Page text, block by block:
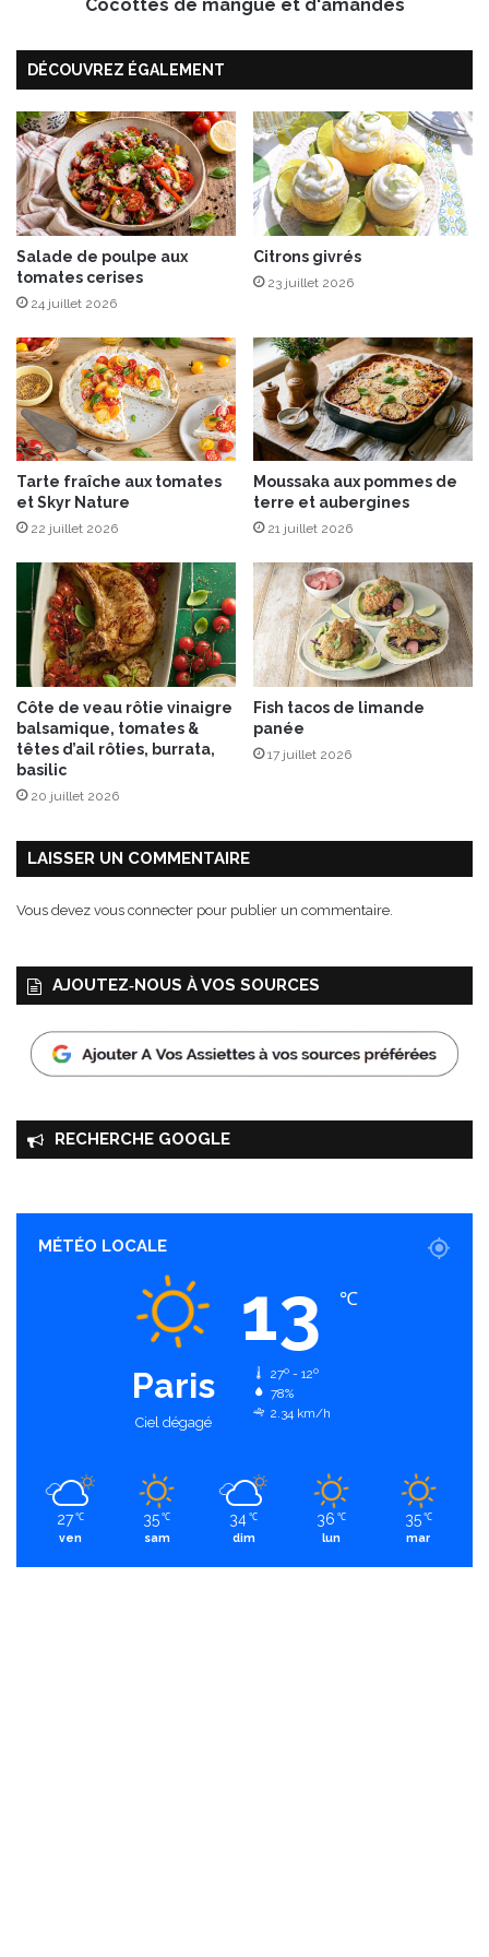
c
S
w
e
e
t
C
h
i
l
i
a
u
e
e
t
d
'
a
m
a
d
e
s
Cocottes de mangue et d'amandes
DÉCOUVREZ ÉGALEMENT
Salade de poulpe aux
tomates cerises
24 juillet 2026
Citrons givrés
23 juillet 2026
Tarte fraîche aux tomates
et Skyr Nature
22 juillet 2026
Moussaka aux pommes de
terre et aubergines
21 juillet 2026
Côte de veau rôtie vinaigre
balsamique, tomates &
têtes d’ail rôties, burrata,
basilic
20 juillet 2026
Fish tacos de limande
panée
17 juillet 2026
LAISSER UN COMMENTAIRE
Vous devez vous connecter pour publier un commentaire.
AJOUTEZ‑NOUS À VOS SOURCES
RECHERCHE GOOGLE
MÉTÉO LOCALE
Paris
Ciel dégagé
13 ℃
27º - 12º
78%
2.34 km/h
27 ℃
ven
35 ℃
sam
34 ℃
dim
36 ℃
lun
35 ℃
mar